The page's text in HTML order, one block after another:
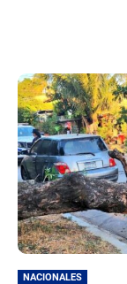
NACIONALES